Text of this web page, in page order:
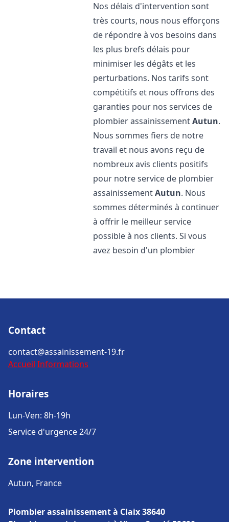
Nos délais d'intervention sont
très courts, nous nous efforçons
de répondre à vos besoins dans
les plus brefs délais pour
minimiser les dégâts et les
perturbations. Nos tarifs sont
compétitifs et nous offrons des
garanties pour nos services de
plombier assainissementAutun.
Nous sommes fiers de notre
travail et nous avons reçu de
nombreux avis clients positifs
pour notre service de plombier
assainissementAutun. Nous
sommes déterminés à continuer
à offrir le meilleur service
possible à nos clients. Si vous
avez besoin d'un plombier
Contact
contact@assainissement-19.fr
Accueil Informations
Horaires
Lun-Ven: 8h-19h
Service d'urgence 24/7
Zone intervention
Autun, France
Plombier assainissement à Claix 38640